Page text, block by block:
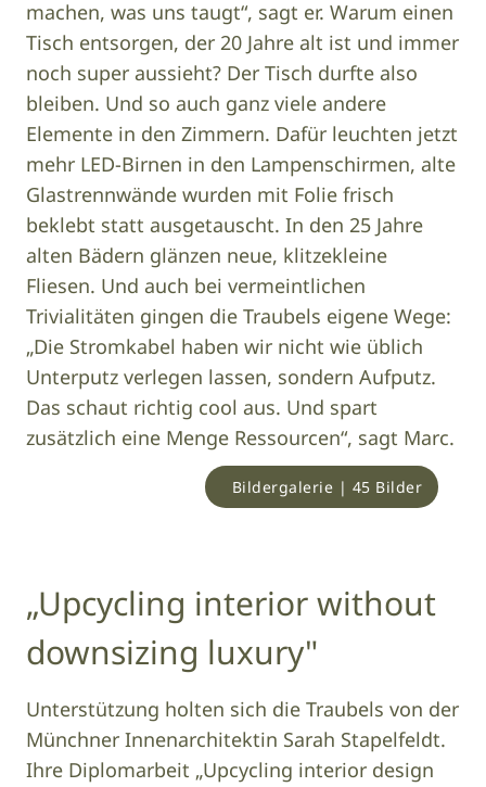
machen, was uns taugt“, sagt er. Warum einen
Tisch entsorgen, der 20 Jahre alt ist und immer
noch super aussieht? Der Tisch durfte also
bleiben. Und so auch ganz viele andere
Elemente in den Zimmern. Dafür leuchten jetzt
mehr LED-Birnen in den Lampenschirmen, alte
Glastrennwände wurden mit Folie frisch
beklebt statt ausgetauscht. In den 25 Jahre
alten Bädern glänzen neue, klitzekleine
Fliesen. Und auch bei vermeintlichen
Trivialitäten gingen die Traubels eigene Wege:
„Die Stromkabel haben wir nicht wie üblich
Unterputz verlegen lassen, sondern Aufputz.
Das schaut richtig cool aus. Und spart
zusätzlich eine Menge Ressourcen“, sagt Marc.
Bildergalerie | 45 Bilder
„Upcycling interior without
downsizing luxury"
Unterstützung holten sich die Traubels von der
Münchner Innenarchitektin Sarah Stapelfeldt.
Ihre Diplomarbeit „Upcycling interior design